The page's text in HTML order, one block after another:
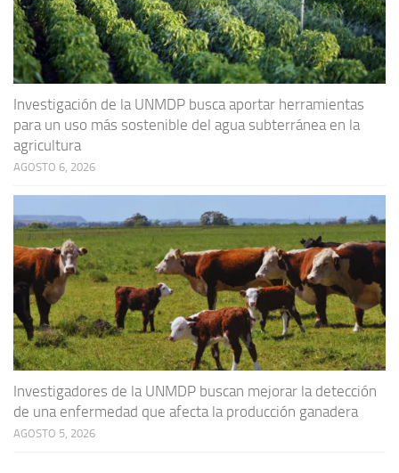
Investigación de la UNMDP busca aportar herramientas
para un uso más sostenible del agua subterránea en la
agricultura
AGOSTO 6, 2026
Investigadores de la UNMDP buscan mejorar la detección
de una enfermedad que afecta la producción ganadera
AGOSTO 5, 2026